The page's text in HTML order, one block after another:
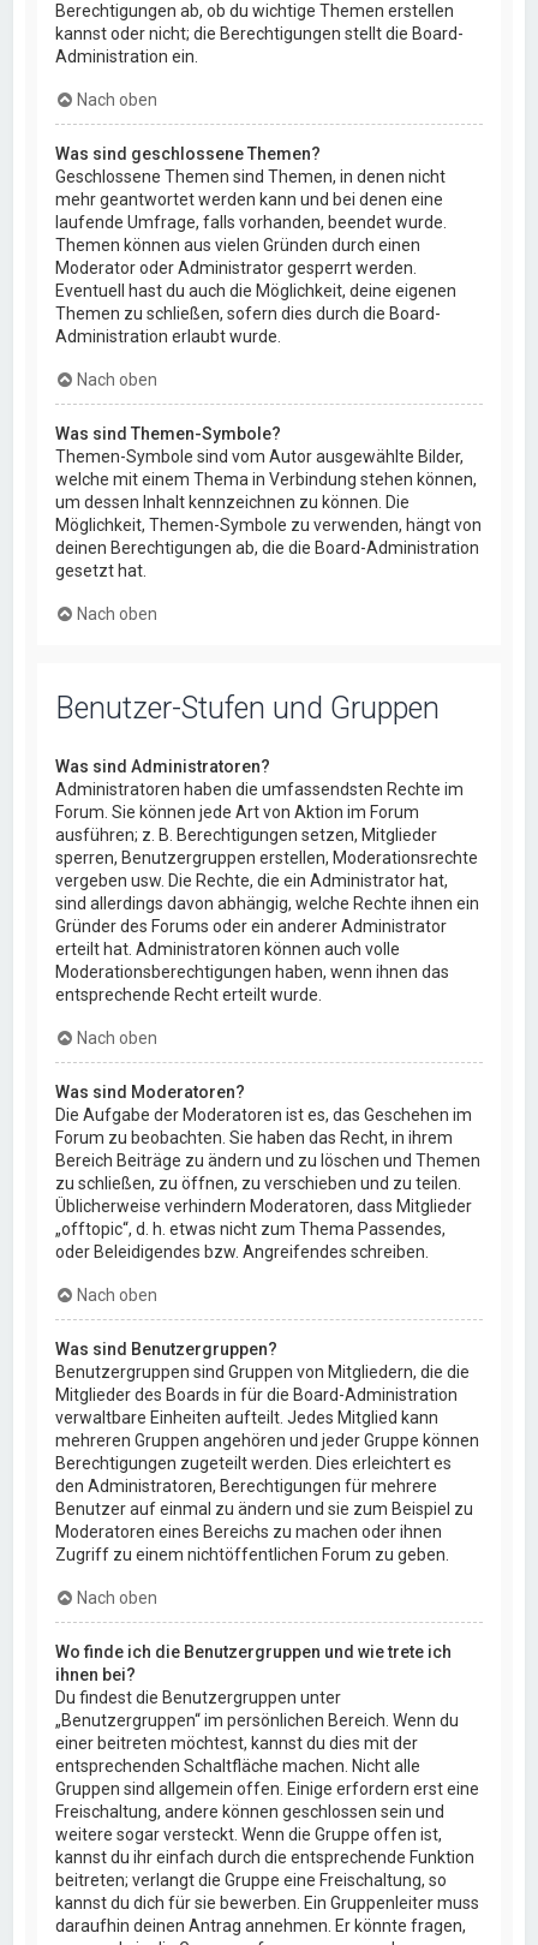
Berechtigungen ab, ob du wichtige Themen erstellen
kannst oder nicht; die Berechtigungen stellt die Board-
Administration ein.
Nach oben
Was sind geschlossene Themen?
Geschlossene Themen sind Themen, in denen nicht
mehr geantwortet werden kann und bei denen eine
laufende Umfrage, falls vorhanden, beendet wurde.
Themen können aus vielen Gründen durch einen
Moderator oder Administrator gesperrt werden.
Eventuell hast du auch die Möglichkeit, deine eigenen
Themen zu schließen, sofern dies durch die Board-
Administration erlaubt wurde.
Nach oben
Was sind Themen-Symbole?
Themen-Symbole sind vom Autor ausgewählte Bilder,
welche mit einem Thema in Verbindung stehen können,
um dessen Inhalt kennzeichnen zu können. Die
Möglichkeit, Themen-Symbole zu verwenden, hängt von
deinen Berechtigungen ab, die die Board-Administration
gesetzt hat.
Nach oben
Benutzer-Stufen und Gruppen
Was sind Administratoren?
Administratoren haben die umfassendsten Rechte im
Forum. Sie können jede Art von Aktion im Forum
ausführen; z. B. Berechtigungen setzen, Mitglieder
sperren, Benutzergruppen erstellen, Moderationsrechte
vergeben usw. Die Rechte, die ein Administrator hat,
sind allerdings davon abhängig, welche Rechte ihnen ein
Gründer des Forums oder ein anderer Administrator
erteilt hat. Administratoren können auch volle
Moderationsberechtigungen haben, wenn ihnen das
entsprechende Recht erteilt wurde.
Nach oben
Was sind Moderatoren?
Die Aufgabe der Moderatoren ist es, das Geschehen im
Forum zu beobachten. Sie haben das Recht, in ihrem
Bereich Beiträge zu ändern und zu löschen und Themen
zu schließen, zu öffnen, zu verschieben und zu teilen.
Üblicherweise verhindern Moderatoren, dass Mitglieder
„offtopic“, d. h. etwas nicht zum Thema Passendes,
oder Beleidigendes bzw. Angreifendes schreiben.
Nach oben
Was sind Benutzergruppen?
Benutzergruppen sind Gruppen von Mitgliedern, die die
Mitglieder des Boards in für die Board-Administration
verwaltbare Einheiten aufteilt. Jedes Mitglied kann
mehreren Gruppen angehören und jeder Gruppe können
Berechtigungen zugeteilt werden. Dies erleichtert es
den Administratoren, Berechtigungen für mehrere
Benutzer auf einmal zu ändern und sie zum Beispiel zu
Moderatoren eines Bereichs zu machen oder ihnen
Zugriff zu einem nichtöffentlichen Forum zu geben.
Nach oben
Wo finde ich die Benutzergruppen und wie trete ich
ihnen bei?
Du findest die Benutzergruppen unter
„Benutzergruppen“ im persönlichen Bereich. Wenn du
einer beitreten möchtest, kannst du dies mit der
entsprechenden Schaltfläche machen. Nicht alle
Gruppen sind allgemein offen. Einige erfordern erst eine
Freischaltung, andere können geschlossen sein und
weitere sogar versteckt. Wenn die Gruppe offen ist,
kannst du ihr einfach durch die entsprechende Funktion
beitreten; verlangt die Gruppe eine Freischaltung, so
kannst du dich für sie bewerben. Ein Gruppenleiter muss
daraufhin deinen Antrag annehmen. Er könnte fragen,